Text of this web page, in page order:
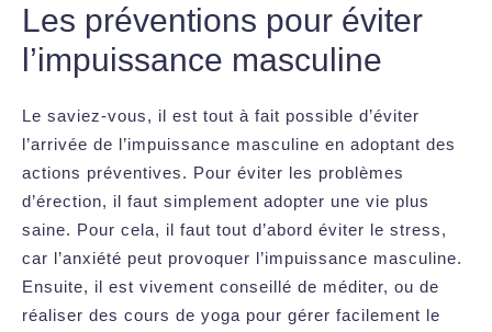
Les préventions pour éviter
l’impuissance masculine
Le saviez-vous, il est tout à fait possible d’éviter
l’arrivée de l’impuissance masculine en adoptant des
actions préventives. Pour éviter les problèmes
d’érection, il faut simplement adopter une vie plus
saine. Pour cela, il faut tout d’abord éviter le stress,
car l’anxiété peut provoquer l’impuissance masculine.
Ensuite, il est vivement conseillé de méditer, ou de
réaliser des cours de yoga pour gérer facilement le